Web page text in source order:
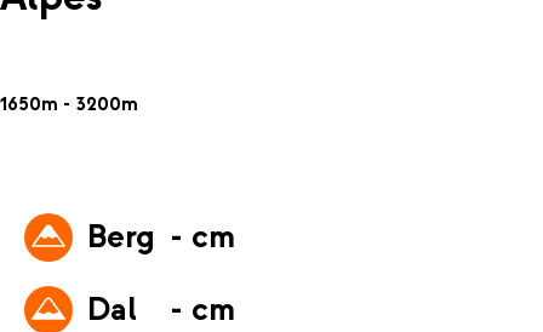
1650m - 3200m
Berg - cm
Dal
- cm